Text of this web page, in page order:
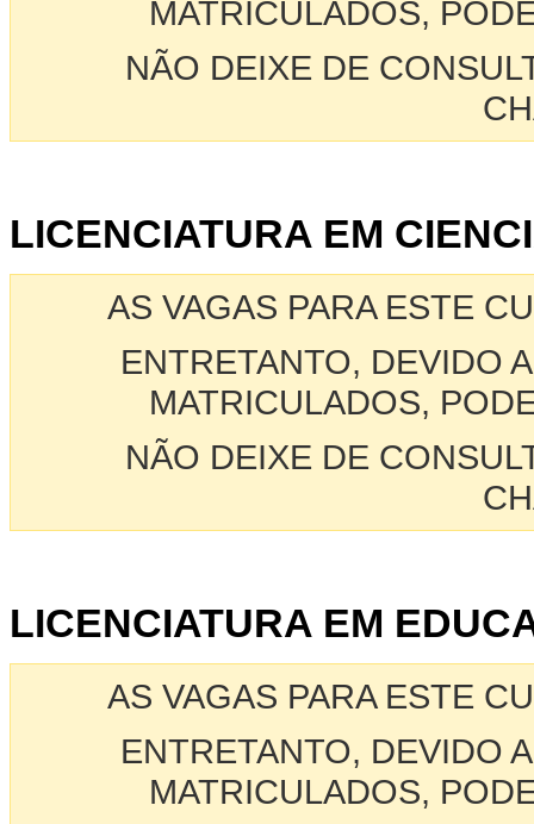
MATRICULADOS,
NÃO DEIXE DE
LICENCIATURA EM
AS VAGAS PARA ESTE
ENTRETANTO, DEVIDO
MATRICULADOS,
NÃO DEIXE DE
LICENCIATURA EM
AS VAGAS PARA ESTE
ENTRETANTO, DEVIDO
MATRICULADOS,